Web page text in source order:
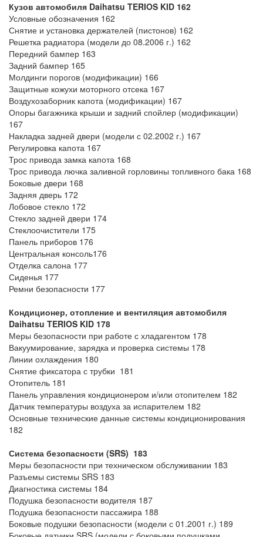
Кузов автомобиля Daihatsu TERIOS KID 162
Условные обозначения 162
Снятие и установка держателей (пистонов) 162
Решетка радиатора (модели до 08.2006 г.) 162
Передний бампер 163
Задний бампер 165
Молдинги порогов (модификации) 166
Защитные кожухи моторного отсека 167
Воздухозаборник капота (модификации) 167
Опоры багажника крыши и задний спойлер (модификации)
167
Накладка задней двери (модели с 02.2002 г.) 167
Регулировка капота 167
Трос привода замка капота 168
Трос привода лючка заливной горловины топливного бака 168
Боковые двери 168
Задняя дверь 172
Лобовое стекло 172
Стекло задней двери 174
Стеклоочистители 175
Панель приборов 176
Центральная консоль176
Отделка салона 177
Сиденья 177
Ремни безопасности 177
Кондиционер, отопление и вентиляция автомобиля
Daihatsu TERIOS KID 178
Меры безопасности при работе с хладагентом 178
Вакуумирование, зарядка и проверка системы 178
Линии охлаждения 180
Снятие фиксатора с трубки 181
Отопитель 181
Панель управления кондиционером и/или отопителем 182
Датчик температуры воздуха за испарителем 182
Основные технические данные системы кондиционирования
182
Система безопасности (SRS) 183
Меры безопасности при техническом обслуживании 183
Разъемы системы SRS 183
Диагностика системы 184
Подушка безопасности водителя 187
Подушка безопасности пассажира 188
Боковые подушки безопасности (модели с 01.2001 г.) 189